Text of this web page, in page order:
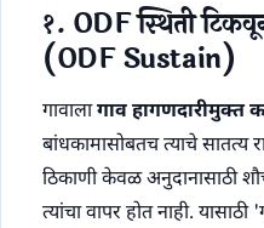
१. ODF स्थिती
(ODF Sustain)
गावालागाव हागणदारीमुक्त
बांधकामासोबतच त्याचे
ठिकाणी केवळ अनुदानासाठी
त्यांचा वापर होत नाही.